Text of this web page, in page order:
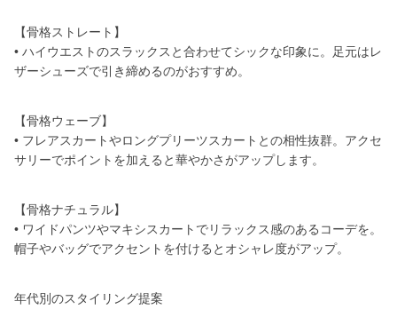
【骨格ストレート】
• ハイウエストのスラックスと合わせてシックな印象に。足元はレ
ザーシューズで引き締めるのがおすすめ。
【骨格ウェーブ】
• フレアスカートやロングプリーツスカートとの相性抜群。アクセ
サリーでポイントを加えると華やかさがアップします。
【骨格ナチュラル】
• ワイドパンツやマキシスカートでリラックス感のあるコーデを。
帽子やバッグでアクセントを付けるとオシャレ度がアップ。
年代別のスタイリング提案